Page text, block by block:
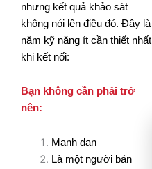
nhưng kết quả khảo sát
không nói lên điều đó. Đây là
năm kỹ năng ít cần thiết nhất
khi kết nối:
Bạn không cần phải trở
nên:
Mạnh dạn
Là một người bán